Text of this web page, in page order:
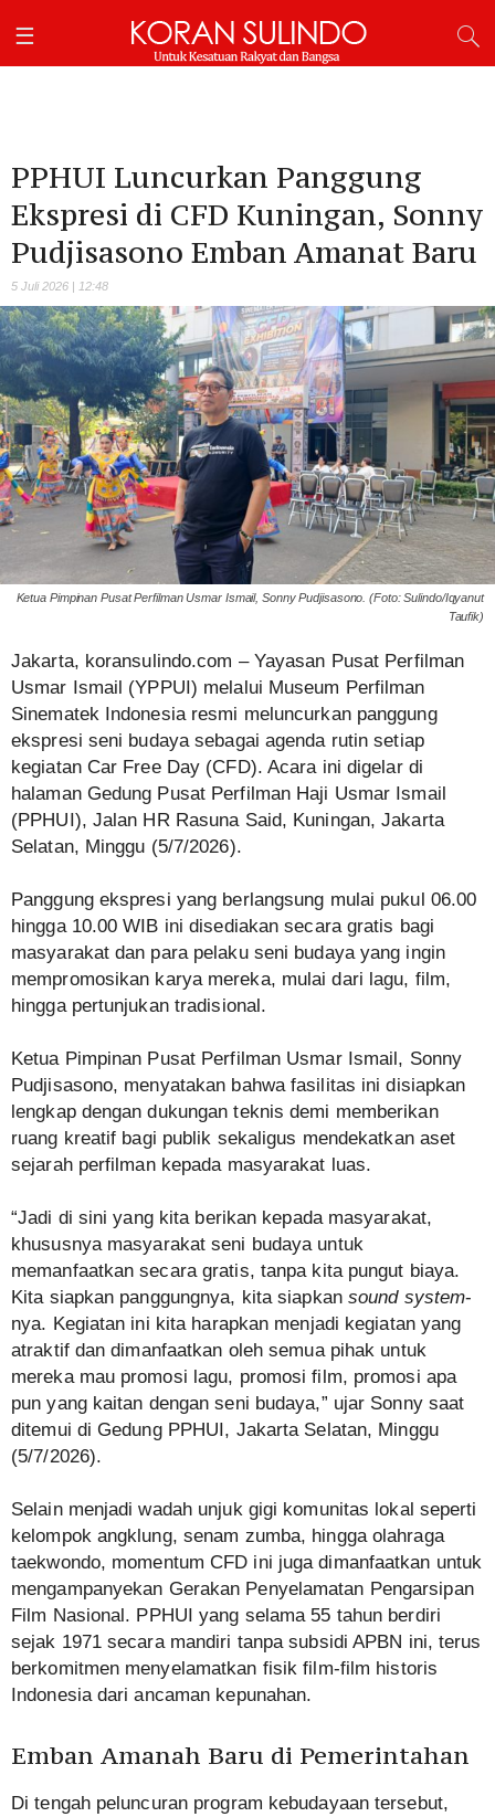
PPHUI Luncurkan Panggung
Ekspresi di CFD Kuningan, Sonny
Pudjisasono Emban Amanat Baru
5 Juli 2026 | 12:48
Ketua Pimpinan Pusat Perfilman Usmar Ismail, Sonny Pudjisasono. (Foto: Sulindo/Iqyanut
Taufik)
Jakarta, koransulindo.com – Yayasan Pusat Perfilman
Usmar Ismail (YPPUI) melalui Museum Perfilman
Sinematek Indonesia resmi meluncurkan panggung
ekspresi seni budaya sebagai agenda rutin setiap
kegiatan Car Free Day (CFD). Acara ini digelar di
halaman Gedung Pusat Perfilman Haji Usmar Ismail
(PPHUI), Jalan HR Rasuna Said, Kuningan, Jakarta
Selatan, Minggu (5/7/2026).
Panggung ekspresi yang berlangsung mulai pukul 06.00
hingga 10.00 WIB ini disediakan secara gratis bagi
masyarakat dan para pelaku seni budaya yang ingin
mempromosikan karya mereka, mulai dari lagu, film,
hingga pertunjukan tradisional.
Ketua Pimpinan Pusat Perfilman Usmar Ismail, Sonny
Pudjisasono, menyatakan bahwa fasilitas ini disiapkan
lengkap dengan dukungan teknis demi memberikan
ruang kreatif bagi publik sekaligus mendekatkan aset
sejarah perfilman kepada masyarakat luas.
“Jadi di sini yang kita berikan kepada masyarakat,
khususnya masyarakat seni budaya untuk
memanfaatkan secara gratis, tanpa kita pungut biaya.
Kita siapkan panggungnya, kita siapkan sound system-
nya. Kegiatan ini kita harapkan menjadi kegiatan yang
atraktif dan dimanfaatkan oleh semua pihak untuk
mereka mau promosi lagu, promosi film, promosi apa
pun yang kaitan dengan seni budaya,” ujar Sonny saat
ditemui di Gedung PPHUI, Jakarta Selatan, Minggu
(5/7/2026).
Selain menjadi wadah unjuk gigi komunitas lokal seperti
kelompok angklung, senam zumba, hingga olahraga
taekwondo, momentum CFD ini juga dimanfaatkan untuk
mengampanyekan Gerakan Penyelamatan Pengarsipan
Film Nasional. PPHUI yang selama 55 tahun berdiri
sejak 1971 secara mandiri tanpa subsidi APBN ini, terus
berkomitmen menyelamatkan fisik film-film historis
Indonesia dari ancaman kepunahan.
Emban Amanah Baru di Pemerintahan
Di tengah peluncuran program kebudayaan tersebut,